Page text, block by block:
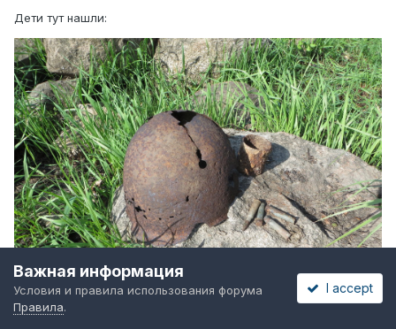
Дети тут нашли:
Важная информация
Условия и правила использования форума
Правила.
I accept